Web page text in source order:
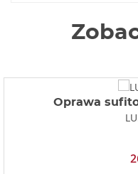
Oprawa